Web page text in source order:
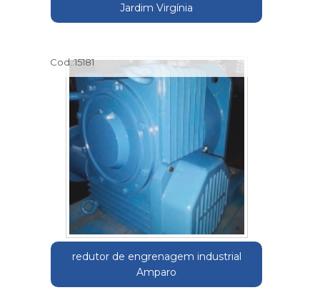
Jardim Virgínia
Cod.:15181
redutor de engrenagem industrial
Amparo